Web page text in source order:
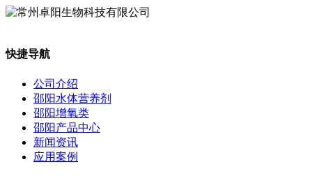
快捷导航
公司介绍
邵阳水体营养剂
邵阳增氧类
邵阳产品中心
新闻资讯
应用案例